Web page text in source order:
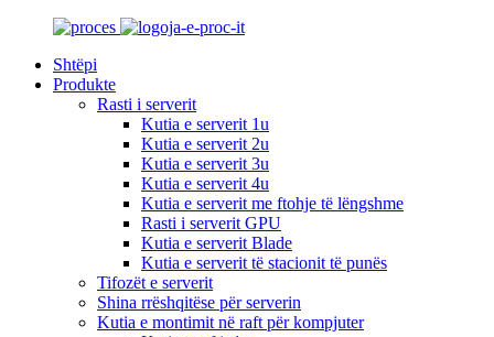
Shtëpi
Produkte
Rasti i serverit
Kutia e serverit 1u
Kutia e serverit 2u
Kutia e serverit 3u
Kutia e serverit 4u
Kutia e serverit me ftohje të lëngshme
Rasti i serverit GPU
Kutia e serverit Blade
Kutia e serverit të stacionit të punës
Tifozët e serverit
Shina rrëshqitëse për serverin
Kutia e montimit në raft për kompjuter